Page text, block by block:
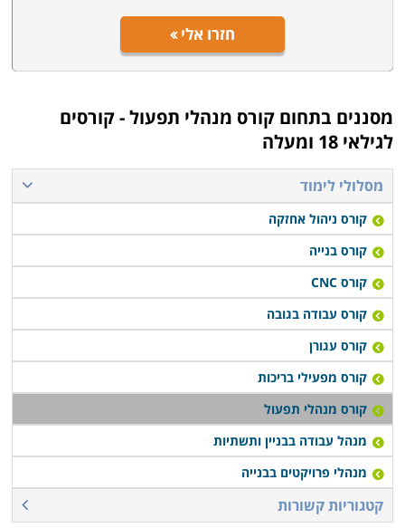
חזרו אלי
מסננים בתחום קורס מנהלי תפעול - קורסים
לגילאי 18 ומעלה
מסלולי לימוד
קורס ניהול אחזקה
קורס בנייה
קורס CNC
קורס עבודה בגובה
קורס עגורן
קורס מפעילי בריכות
קורס מנהלי תפעול
מנהל עבודה בבניין ותשתיות
מנהלי פרויקטים בבנייה
קטגוריות קשורות